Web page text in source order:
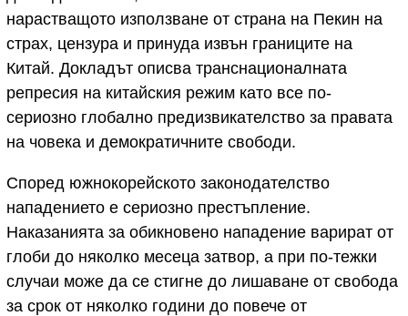
нарастващото използване от страна на Пекин на
страх, цензура и принуда извън границите на
Китай. Докладът описва транснационалната
репресия на китайския режим като все по-
сериозно глобално предизвикателство за правата
на човека и демократичните свободи.
Според южнокорейското законодателство
нападението е сериозно престъпление.
Наказанията за обикновено нападение варират от
глоби до няколко месеца затвор, а при по-тежки
случаи може да се стигне до лишаване от свобода
за срок от няколко години до повече от